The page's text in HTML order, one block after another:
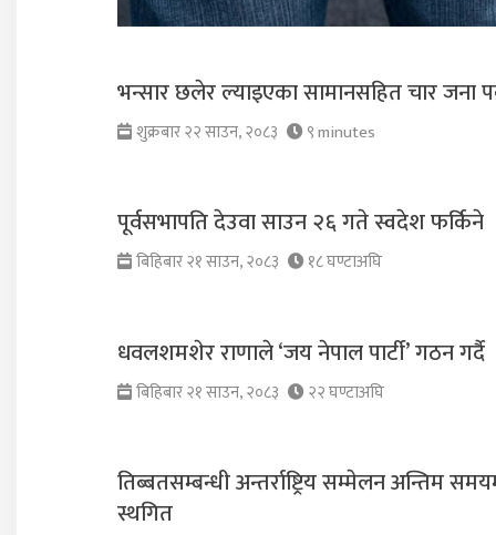
भन्सार छलेर ल्याइएका सामानसहित चार जना
शुक्रबार २२ साउन, २०८३ ९ minutes
पूर्वसभापति देउवा साउन २६ गते स्वदेश फर्किने
बिहिबार २१ साउन, २०८३ १८ घण्टाअघि
धवलशमशेर राणाले ‘जय नेपाल पार्टी’ गठन गर्दै
बिहिबार २१ साउन, २०८३ २२ घण्टाअघि
तिब्बतसम्बन्धी अन्तर्राष्ट्रिय सम्मेलन अन्तिम
स्थगित